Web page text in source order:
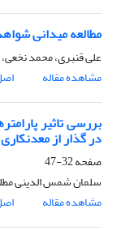
مطالعه میدانی
علی قنبری، محمد
مشاهده مقاله
بررسی تاثیر
در گذار از
صفحه32-47
سلمان شمس الدینی
مشاهده مقاله